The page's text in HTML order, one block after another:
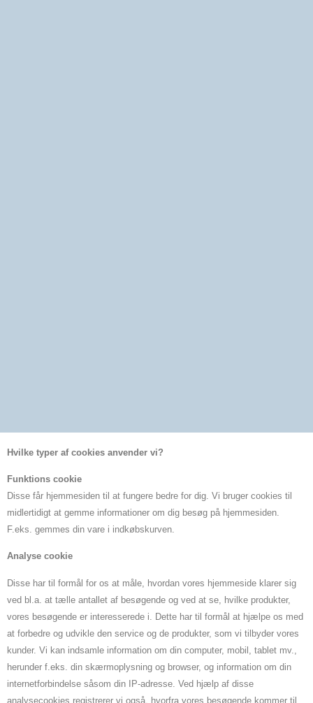
Hvilke typer af cookies anvender vi?
Funktions cookie
Disse får hjemmesiden til at fungere bedre for dig. Vi bruger cookies til
midlertidigt at gemme informationer om dig besøg på hjemmesiden.
F.eks. gemmes din vare i indkøbskurven.
Analyse cookie
Disse har til formål for os at måle, hvordan vores hjemmeside klarer sig
ved bl.a. at tælle antallet af besøgende og ved at se, hvilke produkter,
vores besøgende er interesserede i. Dette har til formål at hjælpe os med
at forbedre og udvikle den service og de produkter, som vi tilbyder vores
kunder. Vi kan indsamle information om din computer, mobil, tablet mv.,
herunder f.eks. din skærmoplysning og browser, og information om din
internetforbindelse såsom din IP-adresse. Ved hjælp af disse
analysecookies registrerer vi også, hvorfra vores besøgende kommer til